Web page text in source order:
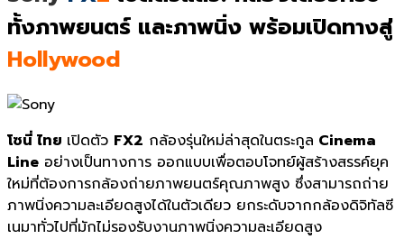
ทั้งภาพยนตร์ และภาพนิ่ง พร้อมเปิดทางสู่
Hollywood
โซนี่ ไทย เปิดตัว FX2 กล้องรุ่นใหม่ล่าสุดในตระกูล Cinema
Line อย่างเป็นทางการ ออกแบบเพื่อตอบโจทย์ผู้สร้างสรรค์ยุค
ใหม่ที่ต้องการกล้องถ่ายภาพยนตร์คุณภาพสูง ซึ่งสามารถถ่าย
ภาพนิ่งความละเอียดสูงได้ในตัวเดียว ยกระดับจากกล้องดิจิทัลซี
เนมาทั่วไปที่มักไม่รองรับงานภาพนิ่งความละเอียดสูง